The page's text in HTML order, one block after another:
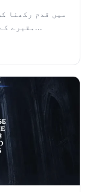
zs999 مقبرے کے دروازے کو کھولنے جیسا ہے، جہاں...